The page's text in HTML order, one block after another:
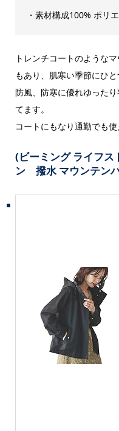
・素材構成100% ポリ
トレンチコートのような
もあり、肌寒い季節にひ
防風、防寒に優れゆった
てます。
コートにもなり通勤でも使
(ビーミング ライフ
ン 撥水 マウンテン